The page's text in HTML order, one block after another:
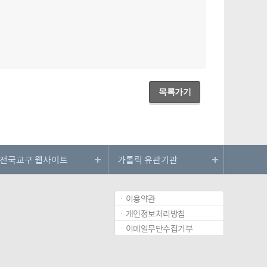
목록가기
이용약관
개인정보처리방침
이메일무단수집거부